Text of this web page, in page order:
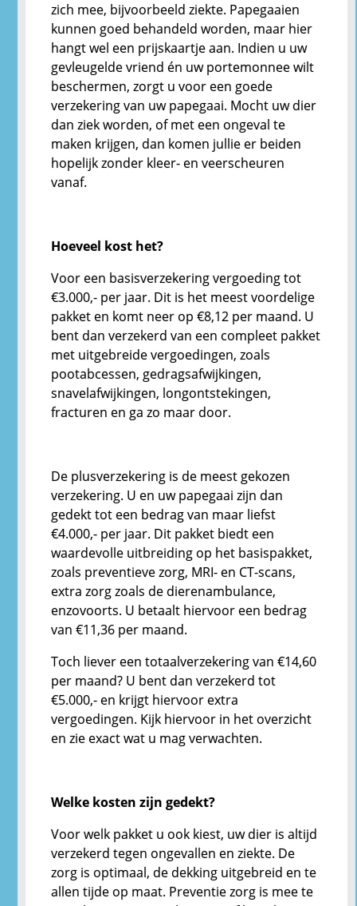
zich mee, bijvoorbeeld ziekte. Papegaaien
kunnen goed behandeld worden, maar hier
hangt wel een prijskaartje aan. Indien u uw
gevleugelde vriend én uw portemonnee wilt
beschermen, zorgt u voor een goede
verzekering van uw papegaai. Mocht uw dier
dan ziek worden, of met een ongeval te
maken krijgen, dan komen jullie er beiden
hopelijk zonder kleer- en veerscheuren
vanaf.
Hoeveel kost het?
Voor een basisverzekering vergoeding tot
€3.000,- per jaar. Dit is het meest voordelige
pakket en komt neer op €8,12 per maand. U
bent dan verzekerd van een compleet pakket
met uitgebreide vergoedingen, zoals
pootabcessen, gedragsafwijkingen,
snavelafwijkingen, longontstekingen,
fracturen en ga zo maar door.
De plusverzekering is de meest gekozen
verzekering. U en uw papegaai zijn dan
gedekt tot een bedrag van maar liefst
€4.000,- per jaar. Dit pakket biedt een
waardevolle uitbreiding op het basispakket,
zoals preventieve zorg, MRI- en CT-scans,
extra zorg zoals de dierenambulance,
enzovoorts. U betaalt hiervoor een bedrag
van €11,36 per maand.
Toch liever een totaalverzekering van €14,60
per maand? U bent dan verzekerd tot
€5.000,- en krijgt hiervoor extra
vergoedingen. Kijk hiervoor in het overzicht
en zie exact wat u mag verwachten.
Welke kosten zijn gedekt?
Voor welk pakket u ook kiest, uw dier is altijd
verzekerd tegen ongevallen en ziekte. De
zorg is optimaal, de dekking uitgebreid en te
allen tijde op maat. Preventie zorg is mee te